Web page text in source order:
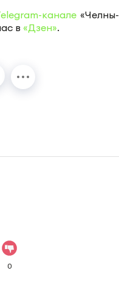
канале «Челны-
в «Дзен».
0